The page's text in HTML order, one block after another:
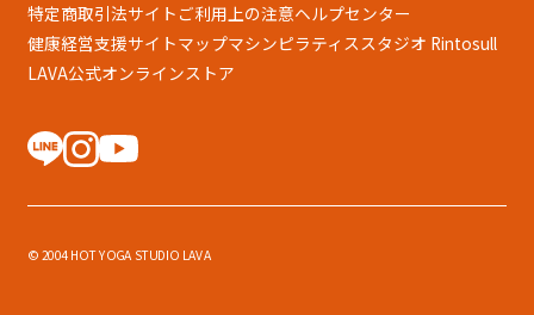
特定商取引法サイトご利用上の注意ヘルプセンター
健康経営支援サイトマップマシンピラティススタジオ Rintosull
LAVA公式オンラインストア
© 2004 HOT YOGA STUDIO LAVA